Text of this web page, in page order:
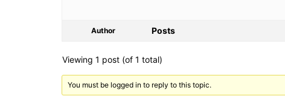
Author Posts
Viewing 1 post (of 1 total)
You must be logged in to reply to this topic.